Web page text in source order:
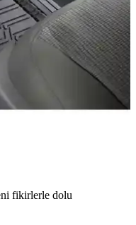
fikirlerle dolu